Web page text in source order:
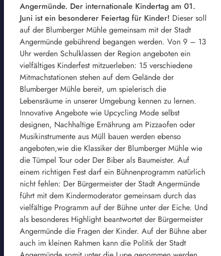
Angermünde. Der internationale Kindertag am 01.
Juni ist ein besonderer Feiertag für Kinder! Dieser soll
auf der Blumberger Mühle gemeinsam mit der Stadt
Angermünde gebührend begangen werden. Von 9 – 13
Uhr werden Schulklassen der Region angeboten ein
vielfältiges Kinderfest mitzuerleben: 15 verschiedene
Mitmachstationen stehen auf dem Gelände der
Blumberger Mühle bereit, um spielerisch die
Lebensräume in unserer Umgebung kennen zu lernen.
Innovative Angebote wie Upcycling Mode selbst
designen, Nachhaltige Ernährung am Pizzaofen oder
Musikinstrumente aus Müll bauen werden ebenso
angeboten,wie die Klassiker der Blumberger Mühle wie
die Tümpel Tour oder Der Biber als Baumeister. Auf
einem richtigen Fest darf ein Bühnenprogramm natürlich
nicht fehlen: Der Bürgermeister der Stadt Angermünde
führt mit dem Kindermoderator gemeinsam durch das
vielfältige Programm auf der Bühne unter der Eiche. Und
als besonderes Highlight beantwortet der Bürgermeister
Angermünde die Fragen der Kinder. Auf der Bühne aber
auch im kleinen Rahmen kann die Politik der Stadt